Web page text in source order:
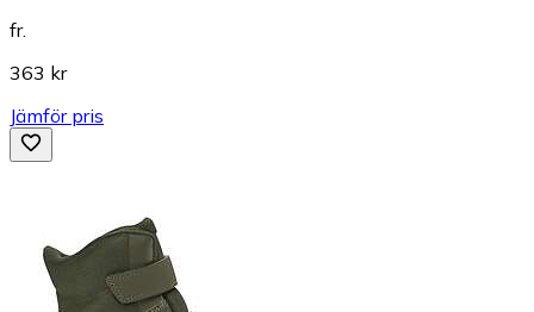
fr.
363 kr
Jämför pris